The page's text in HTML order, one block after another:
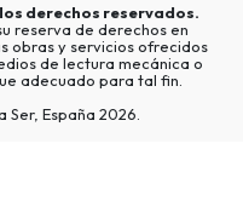
derechos reservados.
reserva de derechos en
obras y servicios ofrecidos
de lectura mecánica o
adecuado para tal fin.
España 2026.